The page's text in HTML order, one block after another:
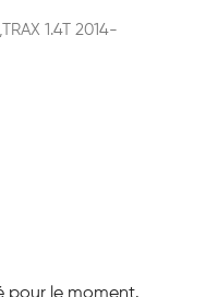
1.4T 2014-